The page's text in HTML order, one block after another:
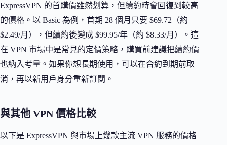
ExpressVPN 的首購價雖然划算，但續約時會回復到較高
的價格。以 Basic 為例，首期 28 個月只要 $69.72（約
$2.49/月），但續約後變成 $99.95/年（約 $8.33/月）。這
在 VPN 市場中是常見的定價策略，購買前建議把續約價
也納入考量。如果你想長期使用，可以在合約到期前取
消，再以新用戶身分重新訂閱。
與其他 VPN 價格比較
以下是 ExpressVPN 與市場上幾款主流 VPN 服務的價格